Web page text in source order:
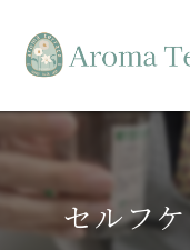
セルフ